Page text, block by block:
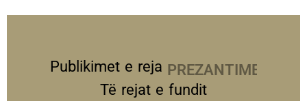
Publikimet e reja PREZANTIME
Të rejat e fundit